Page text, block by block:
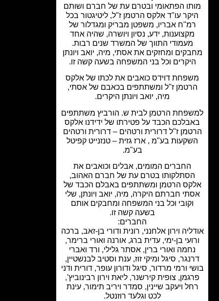
הפתאומי ובטרם עת של חברם ושותם
עו"ד אלקס הרטמן ז"ל, ליטיגטור בכל
אבריו, משפטן מבריק ומגדלור של
ידע, נסיון ויושרה, שהיה אחד
מעמודי התווך של המשרד שנים רבות.
ומחזקים את אסתי, מיה, יואב ויונתן
וכל בני המשפחה בשעה קשה זו.
דוידס כואבים את לכתו של אלקס
ז"ל ומשתתפים בכאבם של אסתי,
מיה, יואב ויונתן היקרים.
הרטמן לבית ש. הורביץ משתתפים
הכבד על פטירתו של ידידנו אלקס
ז"ל דרורית ורטהים – דרורית ורטהים
בע"מ , ארז גזית – טנזנייט קפיטל
החברים המומים, אבלים וכואבים את
בטרם עת של חברם האהוב,
הרטמן ומשתתפים באבלם הכבד של
חברתם היקרה, מיה, יואב ויונתן, שלי
וקובי וכל בני המשפחה ומחבקים אותם
בשעה קשה זו.
החברים:
וירון אלחנני, רונית ודורי בן-זאב, ברכה
בן-ימי, עדית ברג, אורנה ואורי ברימר,
ואורי ברין, אסתר גלילי, ורד ואברי
סיגל ומיקי זוז, ענת וסטיב לבנשטיין,
ורמי מרדור, סיגל ודורון עופר, דורית ודני
צופית קירשנר, ליאת וירון רבינוביץ',
ויעקב שיינין, סמדר ויריב תימור, עינת
לכט וגלעד רוזנטל.